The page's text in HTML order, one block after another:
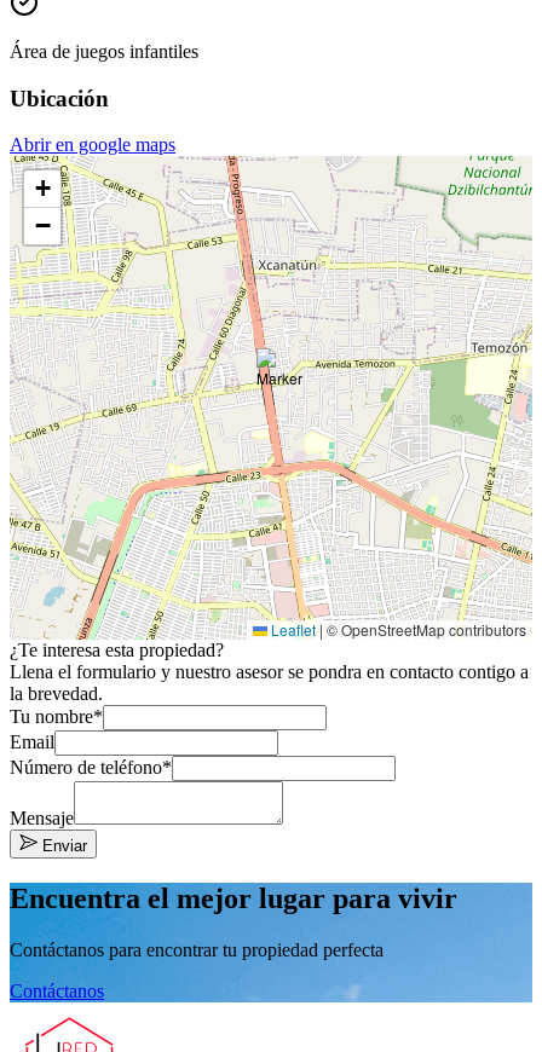
Área de juegos infantiles
Ubicación
Abrir en google maps
+
−
Leaflet | © OpenStreetMap contributors
¿Te interesa esta propiedad?
Llena el formulario y nuestro asesor se pondra en contacto contigo a
la brevedad.
Tu nombre*
Email
Número de teléfono*
Mensaje
Enviar
Encuentra el mejor lugar para vivir
Contáctanos para encontrar tu propiedad perfecta
Contáctanos